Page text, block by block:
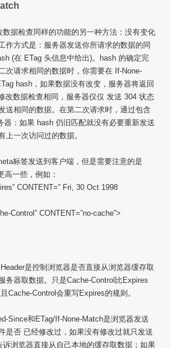
数据检查同样的功能的另一种方法：没有变化
作方式是：服务器发送你所请求的数据的同
(在 ETag 头信息中给出)。hash 的确定完
次请求相同的数据时，你需要在 If-None-
hash，如果数据没有改变，服务器将返回
改数据检查相同，服务器仅仅 发送 304 状态
送相同的数据。在第二次请求时，通过包含
器：如果 hash 仍旧匹配就没有必要重新发送
上一次访问过的数据。
标签发送到客户端，但是需要注意的是
高一些，例如：
CONTENT=” Fri, 30 Oct 1998
Control” CONTENT=”no-cache”>
是控制浏览器是否直接从浏览器缓存取
务器取数据。只是Cache-Control比Expires
Cache-Control会重写Expires的规则。
Since和ETag/If-None-Match是浏览器发送
是否 已经修改过，如果没有修改过就只发送
浏览器直接从自己本地的缓存取数据；如果